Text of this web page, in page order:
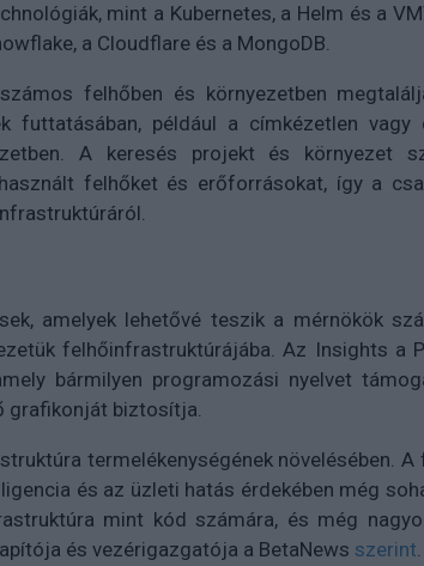
mint a Kubernetes, a Helm és a
a Cloudflare és a MongoDB.
felhőben és környezetben
futtatásában, például a címkézetlen vagy
A keresés projekt és környezet
felhőket és erőforrásokat, így a
amelyek lehetővé teszik a mérnökök
felhőinfrastruktúrájába. Az Insights a
bármilyen programozási nyelvet
grafikonját biztosítja.
termelékenységének növelésében. A
és az üzleti hatás érdekében még
mint kód számára, és még
és vezérigazgatója a BetaNews szerint.